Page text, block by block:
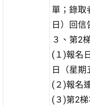
單；錄取
日）回信
３、第2
(１)報名
日（星期
(２)報名
(３)第2